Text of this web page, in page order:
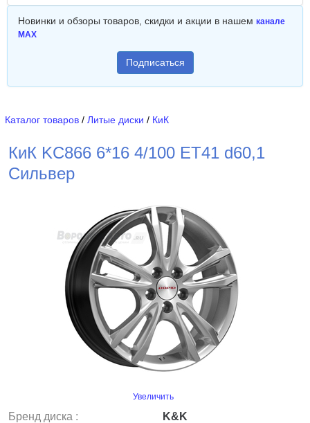
Новинки и обзоры товаров, скидки и акции в нашем канале
MAX
Подписаться
Каталог товаров / Литые диски / КиК
КиК KC866 6*16 4/100 ET41 d60,1
Сильвер
Увеличить
Бренд диска :
K&K